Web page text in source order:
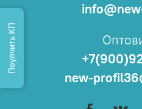
new-
Поулчить КП